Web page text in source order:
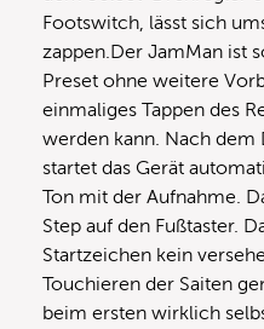
Footswitch, lässt sich
zappen.Der JamMan ist
Preset ohne weitere
einmaliges Tappen des
werden kann. Nach dem
startet das Gerät
Ton mit der Aufnahme.
Step auf den Fußtaster.
Startzeichen kein
Touchieren der Saiten
beim ersten wirklich